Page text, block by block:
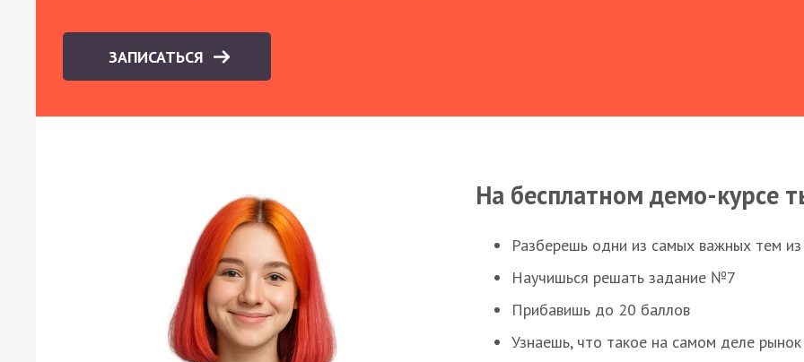
ЗАПИСАТЬСЯ
На бесплатном демо-курсе
Разберешь одни из самых важных тем
Научишься решать задание №7
Прибавишь до 20 баллов
Узнаешь, что такое на самом деле